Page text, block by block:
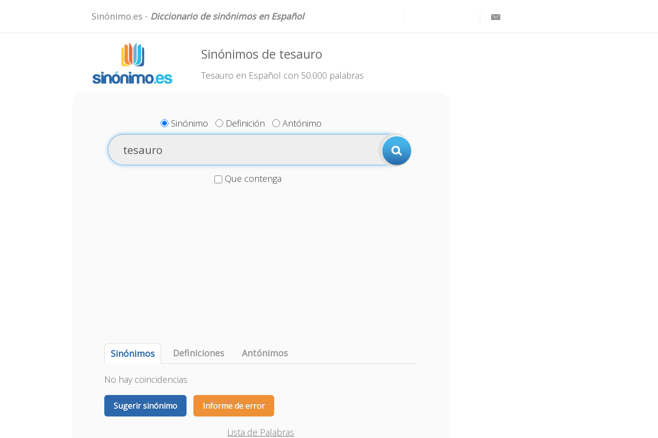
Sinónimo.es - Diccionario de sinónimos en Español
Sinónimos de tesauro
Tesauro en Español con 50.000 palabras
Sinónimo Definición Antónimo
Que contenga
Sinónimos Definiciones Antónimos
No hay coincidencias
Sugerir sinónimo Informe de error
Lista de Palabras